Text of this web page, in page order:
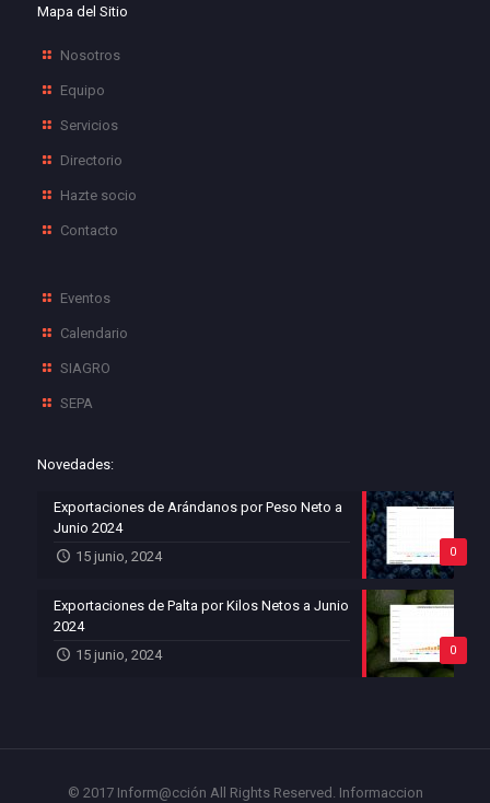
Mapa del Sitio
Nosotros
Equipo
Servicios
Directorio
Hazte socio
Contacto
Eventos
Calendario
SIAGRO
SEPA
Novedades:
0
Exportaciones de Arándanos por Peso Neto a
Junio 2024
15 junio, 2024
0
Exportaciones de Palta por Kilos Netos a Junio
2024
15 junio, 2024
© 2017 Inform@cción All Rights Reserved. Informaccion